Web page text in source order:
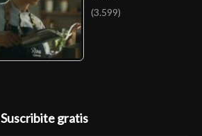
(3.599)
Suscribite gratis